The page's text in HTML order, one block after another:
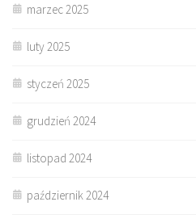
marzec 2025
luty 2025
styczeń 2025
grudzień 2024
listopad 2024
październik 2024